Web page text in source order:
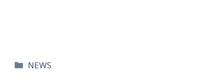
카
NEWS